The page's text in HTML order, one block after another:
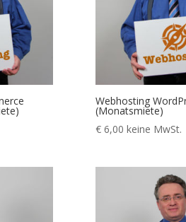
Webhosting
(Monatsmiete)
€6,00 keine MwSt.